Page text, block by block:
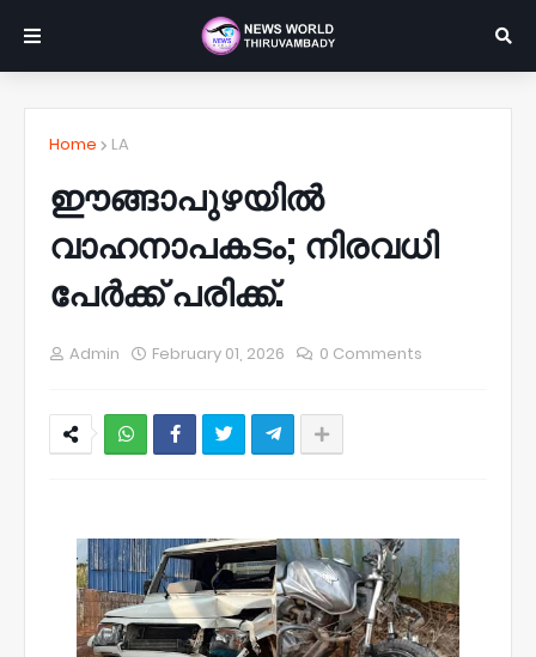
Home LA
ഈങ്ങാപുഴയിൽ
വാഹനാപകടം; നിരവധി
പേർക്ക് പരിക്ക്.
Admin February 01, 2026 0 Comments